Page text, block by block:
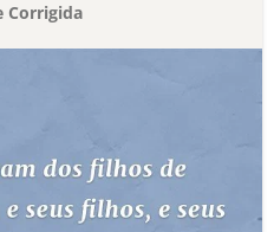
Corrigida